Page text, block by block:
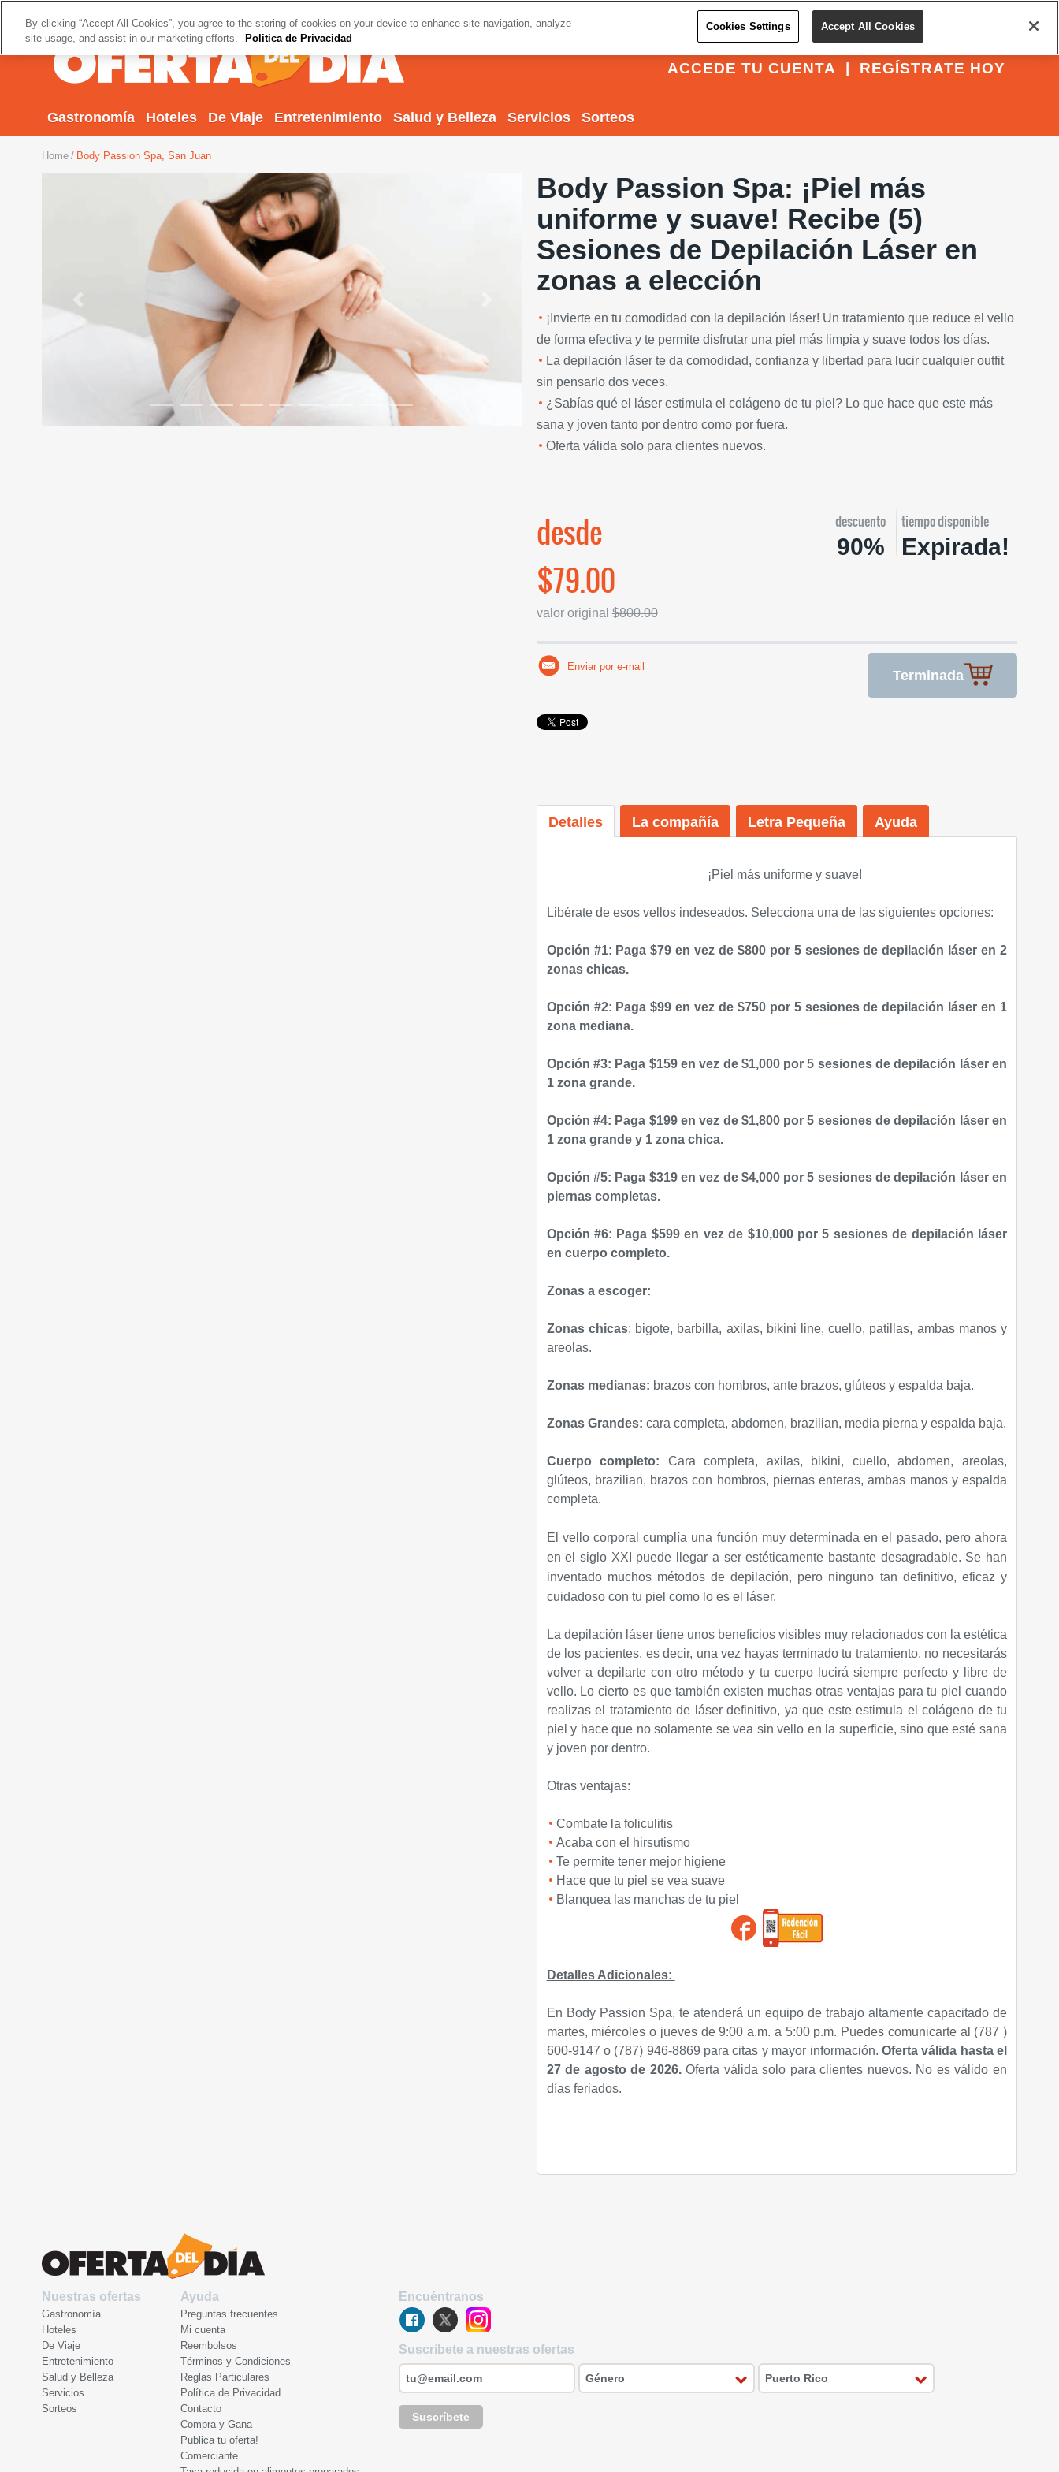
REGÍSTRATE HOY
ACCEDE TU CUENTA
Gastronomía Hoteles De Viaje Entretenimiento Salud y Belleza Servicios Sorteos
Home Body Passion Spa, San Juan
Body Passion Spa: ¡Piel más
uniforme y suave! Recibe (5)
Sesiones de Depilación Láser en
zonas a elección
¡Invierte en tu comodidad con la depilación láser! Un tratamiento que reduce el vello
de forma efectiva y te permite disfrutar una piel más limpia y suave todos los días.
La depilación láser te da comodidad, confianza y libertad para lucir cualquier outfit
sin pensarlo dos veces.
¿Sabías qué el láser estimula el colágeno de tu piel? Lo que hace que este más
sana y joven tanto por dentro como por fuera.
Oferta válida solo para clientes nuevos.
desde
$79.00
valor original$800.00
descuento
90%
tiempo disponible
Expirada!
Terminada
Enviar por e-mail
Detalles La compañía Letra Pequeña Ayuda
¡Piel más uniforme y suave!
Libérate de esos vellos indeseados. Selecciona una de las siguientes opciones:
Opción #1: Paga $79 en vez de $800 por 5 sesiones de depilación láser en 2
zonas chicas.
Opción #2: Paga $99 en vez de $750 por 5 sesiones de depilación láser en 1
zona mediana.
Opción #3: Paga $159 en vez de $1,000 por 5 sesiones de depilación láser en
1 zona grande.
Opción #4: Paga $199 en vez de $1,800 por 5 sesiones de depilación láser en
1 zona grande y 1 zona chica.
Opción #5: Paga $319 en vez de $4,000 por 5 sesiones de depilación láser en
piernas completas.
Opción #6: Paga $599 en vez de $10,000 por 5 sesiones de depilación láser
en cuerpo completo.
Zonas a escoger:
Zonas chicas: bigote, barbilla, axilas, bikini line, cuello, patillas, ambas manos y
areolas.
Zonas medianas: brazos con hombros, ante brazos, glúteos y espalda baja.
Zonas Grandes: cara completa, abdomen, brazilian, media pierna y espalda baja.
Cuerpo completo: Cara completa, axilas, bikini, cuello, abdomen, areolas,
glúteos, brazilian, brazos con hombros, piernas enteras, ambas manos y espalda
completa.
El vello corporal cumplía una función muy determinada en el pasado, pero ahora
en el siglo XXI puede llegar a ser estéticamente bastante desagradable. Se han
inventado muchos métodos de depilación, pero ninguno tan definitivo, eficaz y
cuidadoso con tu piel como lo es el láser.
La depilación láser tiene unos beneficios visibles muy relacionados con la estética
de los pacientes, es decir, una vez hayas terminado tu tratamiento, no necesitarás
volver a depilarte con otro método y tu cuerpo lucirá siempre perfecto y libre de
vello. Lo cierto es que también existen muchas otras ventajas para tu piel cuando
realizas el tratamiento de láser definitivo, ya que este estimula el colágeno de tu
piel y hace que no solamente se vea sin vello en la superficie, sino que esté sana
y joven por dentro.
Otras ventajas:
Combate la foliculitis
Acaba con el hirsutismo
Te permite tener mejor higiene
Hace que tu piel se vea suave
Blanquea las manchas de tu piel
Detalles Adicionales:
En Body Passion Spa, te atenderá un equipo de trabajo altamente capacitado de
martes, miércoles o jueves de 9:00 a.m. a 5:00 p.m. Puedes comunicarte al (787 )
600-9147 o (787) 946-8869 para citas y mayor información. Oferta válida hastael
27 de agosto de 2026.Oferta válida solo para clientes nuevos. No es válido en
días feriados.
Nuestras ofertas
Gastronomía
Hoteles
De Viaje
Entretenimiento
Salud y Belleza
Servicios
Sorteos
Ayuda
Preguntas frecuentes
Mi cuenta
Reembolsos
Términos y Condiciones
Reglas Particulares
Política de Privacidad
Contacto
Compra y Gana
Publica tu oferta!
Comerciante
Encuéntranos
Suscríbete a nuestras ofertas
Suscríbete
By clicking “Accept All Cookies”, you agree to the storing of cookies on your device to enhance site navigation, analyze
site usage, and assist in our marketing efforts.
Politica de Privacidad
Cookies Settings Accept All Cookies